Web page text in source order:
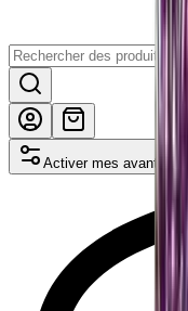
Activer mes avantages